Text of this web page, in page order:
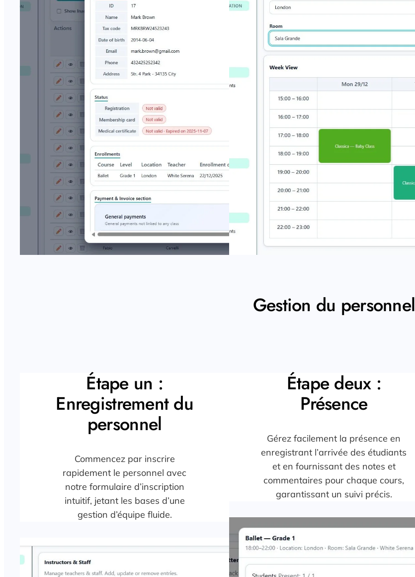
Gestion du personnel
Étape un :
Enregistrement du
personnel
Commencez par inscrire
rapidement le personnel avec
notre formulaire d’inscription
intuitif, jetant les bases d’une
gestion d’équipe fluide.
Étape deux :
Présence
Gérez facilement la présence en
enregistrant l’arrivée des étudiants
et en fournissant des notes et
commentaires pour chaque cours,
garantissant un suivi précis.